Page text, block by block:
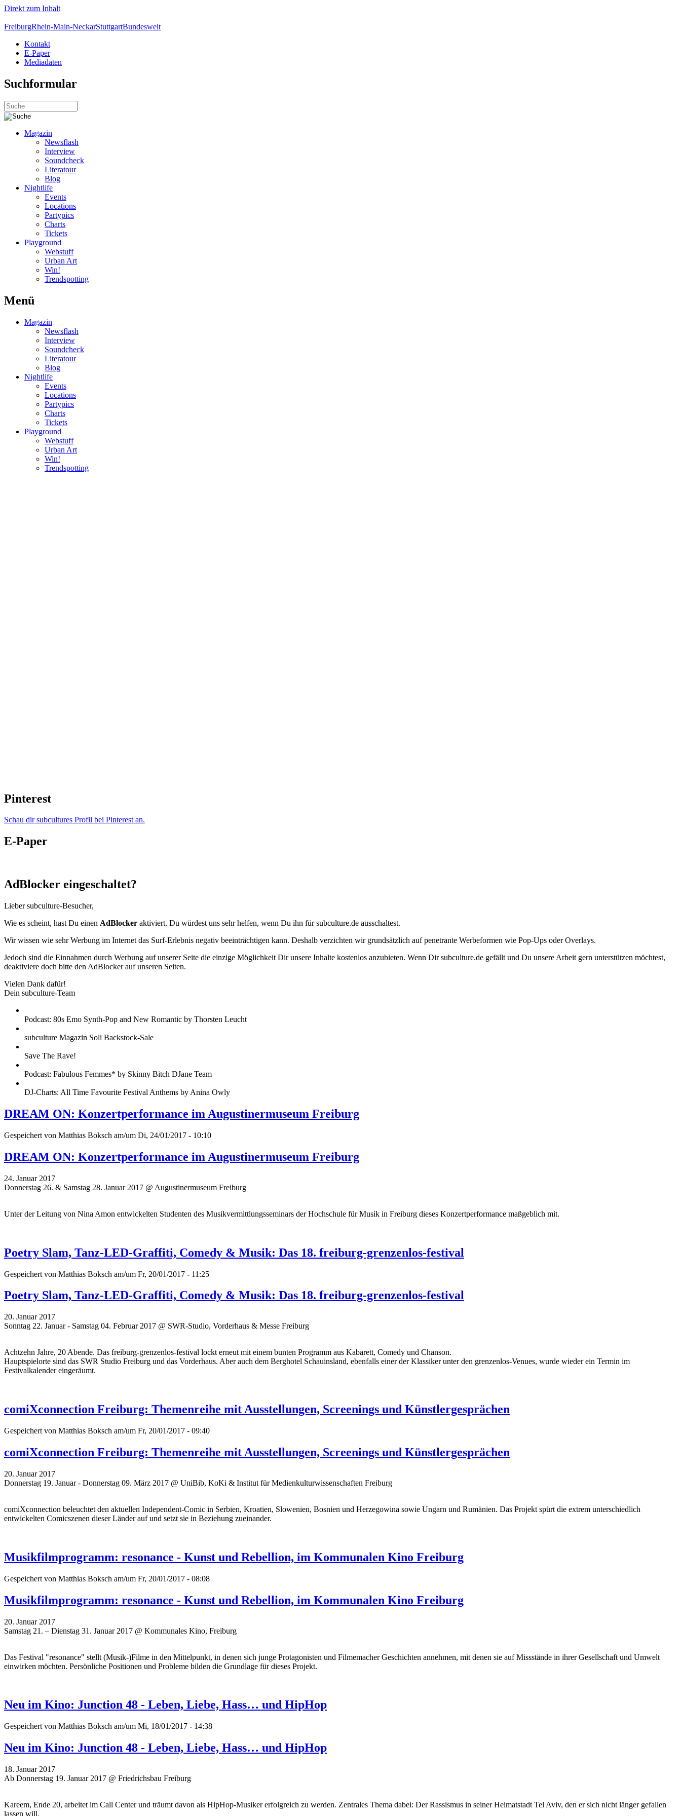
Direkt zum Inhalt
FreiburgRhein-Main-NeckarStuttgartBundesweit
Kontakt
E-Paper
Mediadaten
Suchformular
Magazin
Newsflash
Interview
Soundcheck
Literatour
Blog
Nightlife
Events
Locations
Partypics
Charts
Tickets
Playground
Webstuff
Urban Art
Win!
Trendspotting
Menü
Magazin
Newsflash
Interview
Soundcheck
Literatour
Blog
Nightlife
Events
Locations
Partypics
Charts
Tickets
Playground
Webstuff
Urban Art
Win!
Trendspotting
Pinterest
Schau dir subcultures Profil bei Pinterest an.
E-Paper
AdBlocker eingeschaltet?
Lieber subculture-Besucher,
Wie es scheint, hast Du einen AdBlocker aktiviert. Du würdest uns sehr helfen, wenn Du ihn für subculture.de ausschaltest.
Wir wissen wie sehr Werbung im Internet das Surf-Erlebnis negativ beeinträchtigen kann. Deshalb verzichten wir grundsätzlich auf penetrante Werbeformen wie Pop-Ups oder Overlays.
Jedoch sind die Einnahmen durch Werbung auf unserer Seite die einzige Möglichkeit Dir unsere Inhalte kostenlos anzubieten. Wenn Dir subculture.de gefällt und Du unsere Arbeit gern unterstützen möchtest,
deaktiviere doch bitte den AdBlocker auf unseren Seiten.
Vielen Dank dafür!
Dein subculture-Team
Podcast: 80s Emo Synth-Pop and New Romantic by Thorsten Leucht
subculture Magazin Soli Backstock-Sale
Save The Rave!
Podcast: Fabulous Femmes* by Skinny Bitch DJane Team
DJ-Charts: All Time Favourite Festival Anthems by Anina Owly
DREAM ON: Konzertperformance im Augustinermuseum Freiburg
Gespeichert von Matthias Boksch am/um Di, 24/01/2017 - 10:10
DREAM ON: Konzertperformance im Augustinermuseum Freiburg
24. Januar 2017
Donnerstag 26. & Samstag 28. Januar 2017 @ Augustinermuseum Freiburg
Unter der Leitung von Nina Amon entwickelten Studenten des Musikvermittlungsseminars der Hochschule für Musik in Freiburg dieses Konzertperformance maßgeblich mit.
Poetry Slam, Tanz-LED-Graffiti, Comedy & Musik: Das 18. freiburg-grenzenlos-festival
Gespeichert von Matthias Boksch am/um Fr, 20/01/2017 - 11:25
Poetry Slam, Tanz-LED-Graffiti, Comedy & Musik: Das 18. freiburg-grenzenlos-festival
20. Januar 2017
Sonntag 22. Januar - Samstag 04. Februar 2017 @ SWR-Studio, Vorderhaus & Messe Freiburg
Achtzehn Jahre, 20 Abende. Das freiburg-grenzenlos-festival lockt erneut mit einem bunten Programm aus Kabarett, Comedy und Chanson.
Hauptspielorte sind das SWR Studio Freiburg und das Vorderhaus. Aber auch dem Berghotel Schauinsland, ebenfalls einer der Klassiker unter den grenzenlos-Venues, wurde wieder ein Termin im
Festivalkalender eingeräumt.
comiXconnection Freiburg: Themenreihe mit Ausstellungen, Screenings und Künstlergesprächen
Gespeichert von Matthias Boksch am/um Fr, 20/01/2017 - 09:40
comiXconnection Freiburg: Themenreihe mit Ausstellungen, Screenings und Künstlergesprächen
20. Januar 2017
Donnerstag 19. Januar - Donnerstag 09. März 2017 @ UniBib, KoKi & Institut für Medienkulturwissenschaften Freiburg
comiXconnection beleuchtet den aktuellen Independent-Comic in Serbien, Kroatien, Slowenien, Bosnien und Herzegowina sowie Ungarn und Rumänien. Das Projekt spürt die extrem unterschiedlich
entwickelten Comicszenen dieser Länder auf und setzt sie in Beziehung zueinander.
Musikfilmprogramm: resonance - Kunst und Rebellion, im Kommunalen Kino Freiburg
Gespeichert von Matthias Boksch am/um Fr, 20/01/2017 - 08:08
Musikfilmprogramm: resonance - Kunst und Rebellion, im Kommunalen Kino Freiburg
20. Januar 2017
Samstag 21. – Dienstag 31. Januar 2017 @ Kommunales Kino, Freiburg
Das Festival "resonance" stellt (Musik-)Filme in den Mittelpunkt, in denen sich junge Protagonisten und Filmemacher Geschichten annehmen, mit denen sie auf Missstände in ihrer Gesellschaft und Umwelt
einwirken möchten. Persönliche Positionen und Probleme bilden die Grundlage für dieses Projekt.
Neu im Kino: Junction 48 - Leben, Liebe, Hass… und HipHop
Gespeichert von Matthias Boksch am/um Mi, 18/01/2017 - 14:38
Neu im Kino: Junction 48 - Leben, Liebe, Hass… und HipHop
18. Januar 2017
Ab Donnerstag 19. Januar 2017 @ Friedrichsbau Freiburg
Kareem, Ende 20, arbeitet im Call Center und träumt davon als HipHop-Musiker erfolgreich zu werden. Zentrales Thema dabei: Der Rassismus in seiner Heimatstadt Tel Aviv, den er sich nicht länger gefallen
lassen will.